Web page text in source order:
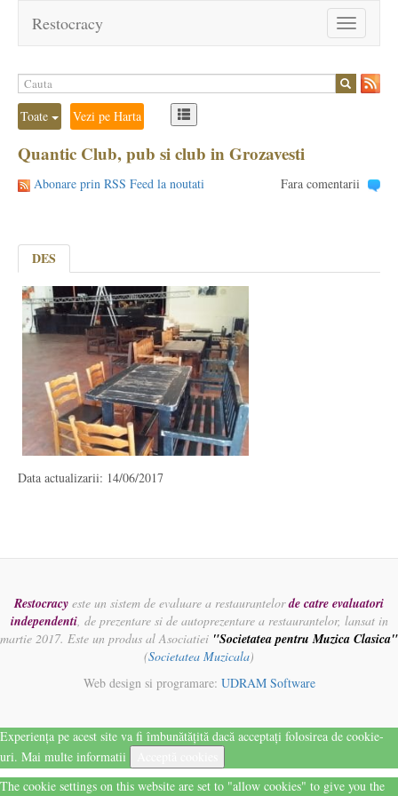
Toggle
navigation
Restocracy
Toate Vezi pe Harta
Quantic Club, pub si club in Grozavesti
Abonare prin RSS Feed la noutati Fara comentarii
DES
Data actualizarii: 14/06/2017
Restocracy este un sistem de evaluare a restaurantelorde catre evaluatori
independenti, de prezentare si de autoprezentare a restaurantelor, lansat in
martie 2017. Este un produs al Asociatiei "Societatea pentru Muzica Clasica"
(Societatea Muzicala)
Web design si programare: UDRAM Software
Experiența pe acest site va fi îmbunătățită dacă acceptați folosirea de cookie-
uri. Mai multe informatii
The cookie settings on this website are set to "allow cookies" to give you the